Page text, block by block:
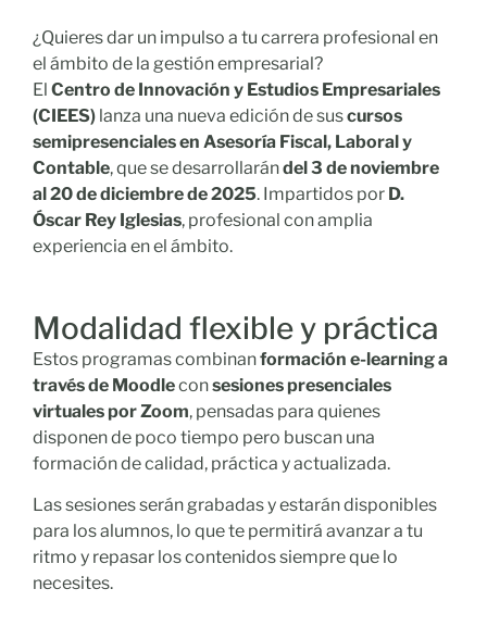
¿Quieres dar un impulso a tu carrera profesional en
el ámbito de la gestión empresarial?
El Centro de Innovación y Estudios Empresariales
(CIEES) lanza una nueva edición de suscursos
semipresenciales en Asesoría Fiscal, Laboral y
Contable, que se desarrollarándel 3 de noviembre
al 20 de diciembre de 2025. Impartidos por D.
Óscar Rey Iglesias, profesional con amplia
experiencia en el ámbito.
Modalidad flexible y práctica
Estos programas combinanformación e-learning a
través de Moodleconsesiones presenciales
virtuales por Zoom, pensadas para quienes
disponen de poco tiempo pero buscan una
formación de calidad, práctica y actualizada.
Las sesiones serán grabadas y estarán disponibles
para los alumnos, lo que te permitirá avanzar a tu
ritmo y repasar los contenidos siempre que lo
necesites.